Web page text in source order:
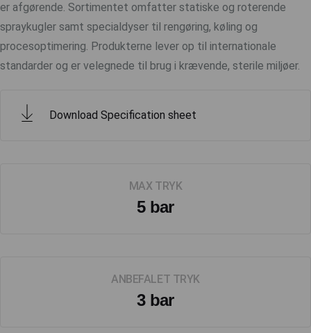
er afgørende. Sortimentet omfatter statiske og roterende
spraykugler samt specialdyser til rengøring, køling og
procesoptimering. Produkterne lever op til internationale
standarder og er velegnede til brug i krævende, sterile miljøer.
Download Specification sheet
MAX TRYK
5 bar
ANBEFALET TRYK
3 bar